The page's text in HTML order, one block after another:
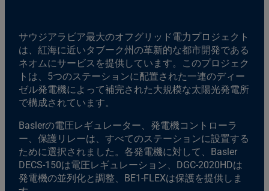
サウジアラビア最大のオフグリッド電力プロジェクト
は、紅海に近いタブーク州の革新的な都市開発である
ネオムにサービスを提供しています。このプロジェク
トは、5つのステーションに配置された一連のディー
ゼル発電機によって補完された大規模な太陽光発電所
で構成されています。
Baslerの電圧レギュレーター、発電機コントローラ
ー、保護リレーは、すべてのステーションに設置する
ために選択されました。各発電機に対して、Basler
DECS-150は電圧レギュレーション、DGC-2020HDは
発電機の並列化と調整、BE1-FLEXは保護を提供しま